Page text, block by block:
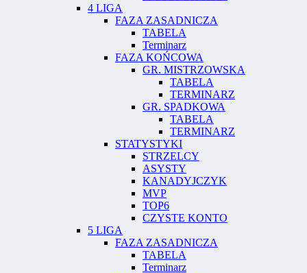
4 LIGA
FAZA ZASADNICZA
TABELA
Terminarz
FAZA KOŃCOWA
GR. MISTRZOWSKA
TABELA
TERMINARZ
GR. SPADKOWA
TABELA
TERMINARZ
STATYSTYKI
STRZELCY
ASYSTY
KANADYJCZYK
MVP
TOP6
CZYSTE KONTO
5 LIGA
FAZA ZASADNICZA
TABELA
Terminarz